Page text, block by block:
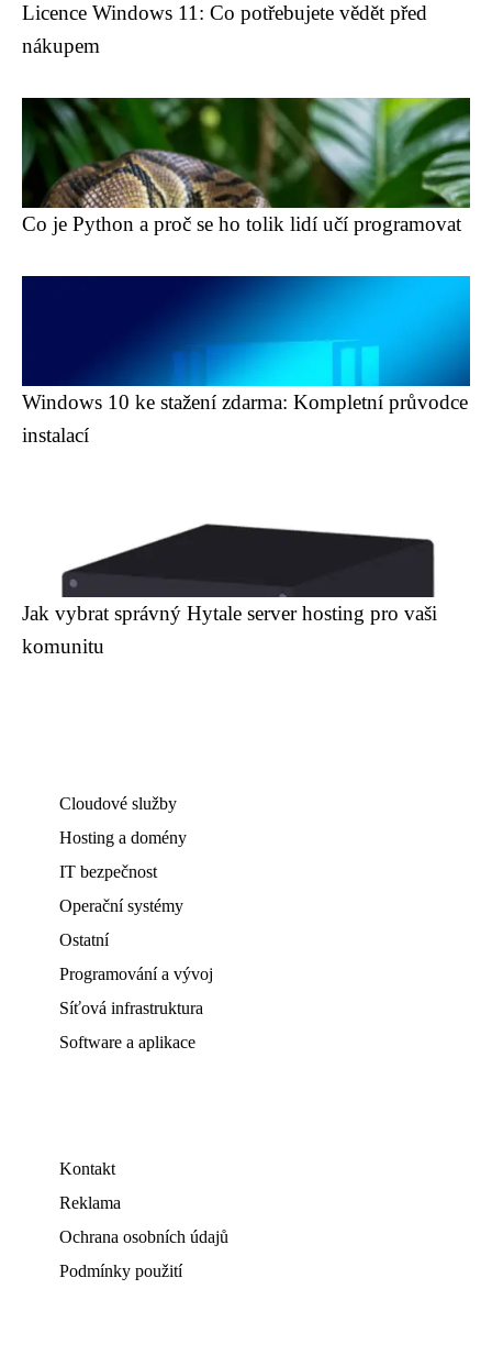
Licence Windows 11: Co potřebujete vědět před
nákupem
Co je Python a proč se ho tolik lidí učí programovat
Windows 10 ke stažení zdarma: Kompletní průvodce
instalací
Jak vybrat správný Hytale server hosting pro vaši
komunitu
Cloudové služby
Hosting a domény
IT bezpečnost
Operační systémy
Ostatní
Programování a vývoj
Síťová infrastruktura
Software a aplikace
Kontakt
Reklama
Ochrana osobních údajů
Podmínky použití